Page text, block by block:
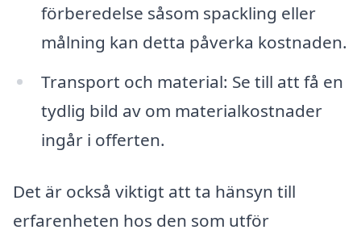
förberedelse såsom spackling eller
målning kan detta påverka kostnaden.
Transport och material: Se till att få en
tydlig bild av om materialkostnader
ingår i offerten.
Det är också viktigt att ta hänsyn till
erfarenheten hos den som utför